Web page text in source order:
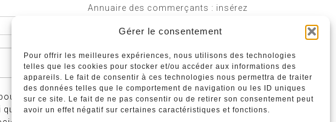
Gérer le consentement
Pour offrir les meilleures expériences, nous utilisons des technologies
telles que les cookies pour stocker et/ou accéder aux informations des
appareils. Le fait de consentir à ces technologies nous permettra de traiter
des données telles que le comportement de navigation ou les ID uniques
sur ce site. Le fait de ne pas consentir ou de retirer son consentement peut
avoir un effet négatif sur certaines caractéristiques et fonctions.
des
Annuaire des commerçants : insérez
annuaire sur notre site ci-dessous
www.commerceliege.be